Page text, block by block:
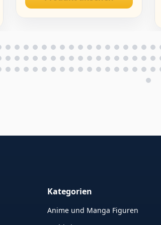
1/4.Dekoration
Sammlerstücke Geschenk
Kategorien
Anime und Manga Figuren